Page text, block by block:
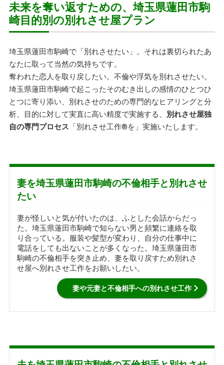
未来を奪い返すための、埼玉県蓮田市駒
崎目的別の別れさせ屋プラン
埼玉県蓮田市駒崎で「別れさせたい」。それは裏切られたあ
なたに取って当然の気持ちです。
奪われた恋人を取り戻したい。不倫や浮気を別れさせたい。
埼玉県蓮田市駒崎で起こったそのむき出しの感情のひとつひ
とつに寄り添い、別れさせのための専門的なヒアリングと分
析、目的に対して実直に高い精度で実施する、 別れさせ屋独
自の専門プロセス 「別れさせ工作®を」実施いたします。
妻を埼玉県蓮田市駒崎の不倫相手と別れさせ
たい
妻が怪しいと気が付いたのは、ふとした会話からだっ
た。埼玉県蓮田市駒崎で知らない男と頻繁に連絡を取
り合っている。服装や髪型が変わり、自分の仕事中に
電話をしても出ないことが多くなった。埼玉県蓮田市
駒崎の不倫相手を突き止め、妻を取り戻すため別れさ
せ屋へ別れさせ工作をお願いしたい。
妻や元妻と不倫相手への別れさせ工作